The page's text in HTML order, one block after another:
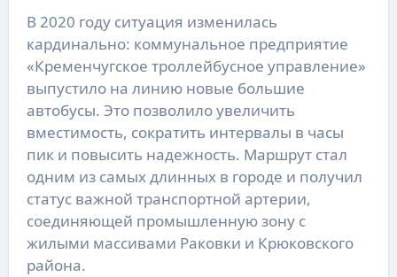
В 2020 году ситуация изменилась
кардинально: коммунальное предприятие
«Кременчугское троллейбусное управление»
выпустило на линию новые большие
автобусы. Это позволило увеличить
вместимость, сократить интервалы в часы
пик и повысить надежность. Маршрут стал
одним из самых длинных в городе и получил
статус важной транспортной артерии,
соединяющей промышленную зону с
жилыми массивами Раковки и Крюковского
района.